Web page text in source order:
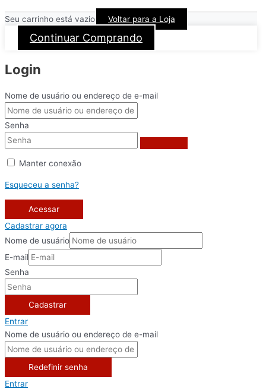
Seu carrinho está vazio Voltar para a Loja
Continuar Comprando
Login
Nome de usuário ou endereço de e-mail
Senha
Manter conexão
Esqueceu a senha?
Acessar
Cadastrar agora
Nome de usuário
E-mail
Senha
Cadastrar
Entrar
Nome de usuário ou endereço de e-mail
Redefinir senha
Entrar